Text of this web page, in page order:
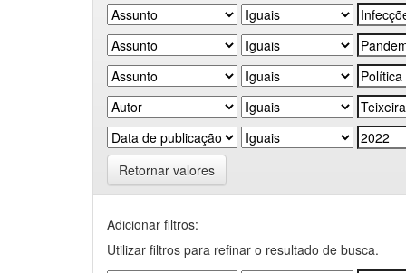
Retornar valores
Adicionar filtros:
Utilizar filtros para refinar o resultado de busca.